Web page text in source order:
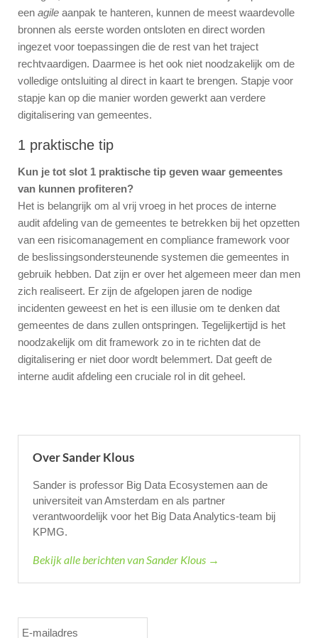
een agile aanpak te hanteren, kunnen de meest waardevolle
bronnen als eerste worden ontsloten en direct worden
ingezet voor toepassingen die de rest van het traject
rechtvaardigen. Daarmee is het ook niet noodzakelijk om de
volledige ontsluiting al direct in kaart te brengen. Stapje voor
stapje kan op die manier worden gewerkt aan verdere
digitalisering van gemeentes.
1 praktische tip
Kun je tot slot 1 praktische tip geven waar gemeentes
van kunnen profiteren?
Het is belangrijk om al vrij vroeg in het proces de interne
audit afdeling van de gemeentes te betrekken bij het opzetten
van een risicomanagement en compliance framework voor
de beslissingsondersteunende systemen die gemeentes in
gebruik hebben. Dat zijn er over het algemeen meer dan men
zich realiseert. Er zijn de afgelopen jaren de nodige
incidenten geweest en het is een illusie om te denken dat
gemeentes de dans zullen ontspringen. Tegelijkertijd is het
noodzakelijk om dit framework zo in te richten dat de
digitalisering er niet door wordt belemmert. Dat geeft de
interne audit afdeling een cruciale rol in dit geheel.
Over Sander Klous
Sander is professor Big Data Ecosystemen aan de
universiteit van Amsterdam en als partner
verantwoordelijk voor het Big Data Analytics-team bij
KPMG.
Bekijk alle berichten van Sander Klous →